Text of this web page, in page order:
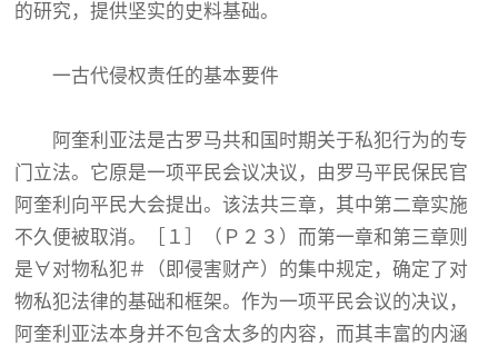
的研究，提供坚实的史料基础。
一古代侵权责任的基本要件
阿奎利亚法是古罗马共和国时期关于私犯行为的专
门立法。它原是一项平民会议决议，由罗马平民保民官
阿奎利向平民大会提出。该法共三章，其中第二章实施
不久便被取消。［１］（Ｐ２３）而第一章和第三章则
是∀对物私犯＃（即侵害财产）的集中规定，确定了对
物私犯法律的基础和框架。作为一项平民会议的决议，
阿奎利亚法本身并不包含太多的内容，而其丰富的内涵